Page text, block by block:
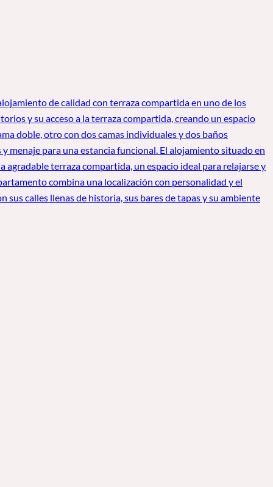
de calidad con terraza compartida en uno de los
y su acceso a la terraza compartida, creando un espacio
doble, otro con dos camas individuales y dos baños
menaje para una estancia funcional. El alojamiento situado en
terraza compartida, un espacio ideal para relajarse y
combina una localización con personalidad y el
calles llenas de historia, sus bares de tapas y su ambiente